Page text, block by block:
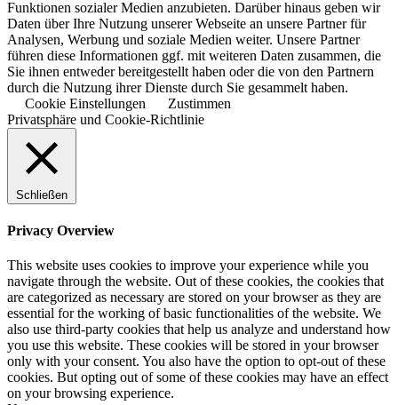
Funktionen sozialer Medien anzubieten. Darüber hinaus geben wir
Daten über Ihre Nutzung unserer Webseite an unsere Partner für
Analysen, Werbung und soziale Medien weiter. Unsere Partner
führen diese Informationen ggf. mit weiteren Daten zusammen, die
Sie ihnen entweder bereitgestellt haben oder die von den Partnern
durch die Nutzung ihrer Dienste durch Sie gesammelt haben.
Cookie Einstellungen
Zustimmen
Privatsphäre und Cookie-Richtlinie
Schließen
Privacy Overview
This website uses cookies to improve your experience while you
navigate through the website. Out of these cookies, the cookies that
are categorized as necessary are stored on your browser as they are
essential for the working of basic functionalities of the website. We
also use third-party cookies that help us analyze and understand how
you use this website. These cookies will be stored in your browser
only with your consent. You also have the option to opt-out of these
cookies. But opting out of some of these cookies may have an effect
on your browsing experience.